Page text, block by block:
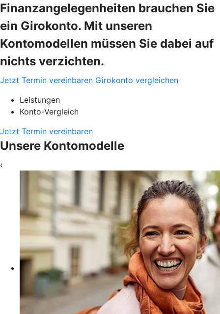
Finanzangelegenheiten brauchen Sie
ein Girokonto. Mit unseren
Kontomodellen müssen Sie dabei auf
nichts verzichten.
Jetzt Termin vereinbaren Girokonto vergleichen
Leistungen
Konto-Vergleich
Jetzt Termin vereinbaren
Unsere Kontomodelle
‹